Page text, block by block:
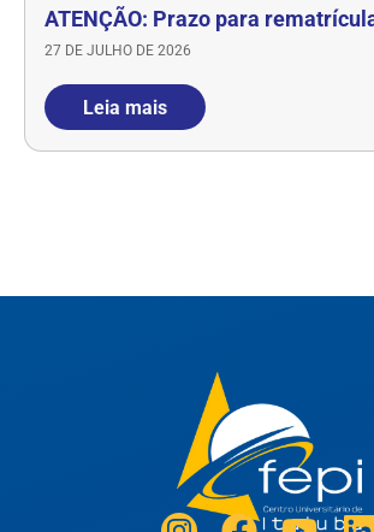
ATENÇÃO: Prazo para
27 DE JULHO DE 2026
Leia mais